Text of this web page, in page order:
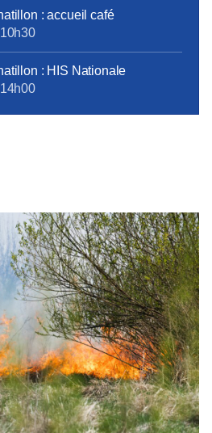
: accueil café
10h30
: HIS Nationale
14h00